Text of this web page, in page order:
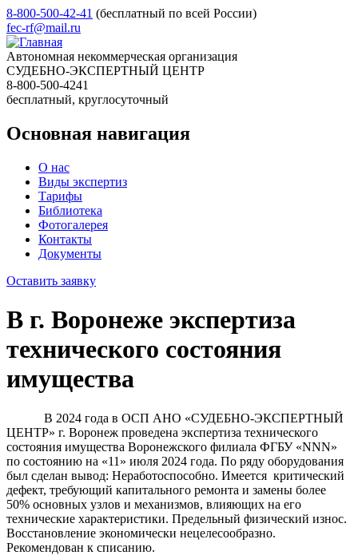
8-800-500-42-41 (бесплатный по всей России)
fec-rf@mail.ru
Автономная некоммерческая организация
СУДЕБНО-ЭКСПЕРТНЫЙ ЦЕНТР
8-800-500-4241
бесплатный, круглосуточный
Основная навигация
О нас
Виды экспертиз
Тарифы
Библиотека
Фотогалерея
Контакты
Документы
Оставить заявку
В г. Воронеже экспертиза
технического состояния
имущества
В 2024 года в ОСП АНО «СУДЕБНО-ЭКСПЕРТНЫЙ
ЦЕНТР» г. Воронеж проведена экспертиза технического
состояния имущества Воронежского филиала ФГБУ «NNN»
по состоянию на «11» июля 2024 года. По ряду оборудования
был сделан вывод: Неработоспособно. Имеется критический
дефект, требующий капитального ремонта и замены более
50% основных узлов и механизмов, влияющих на его
технические характеристики. Предельный физический износ.
Восстановление экономически нецелесообразно.
Рекомендован к списанию.